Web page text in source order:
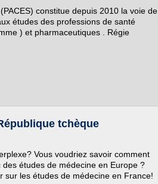
constitue depuis 2010 la voie de
études des professions de santé
) et pharmaceutiques . Régie
tchèque
Vous voudriez savoir comment
études de médecine en Europe ?
sur les études de médecine en France!